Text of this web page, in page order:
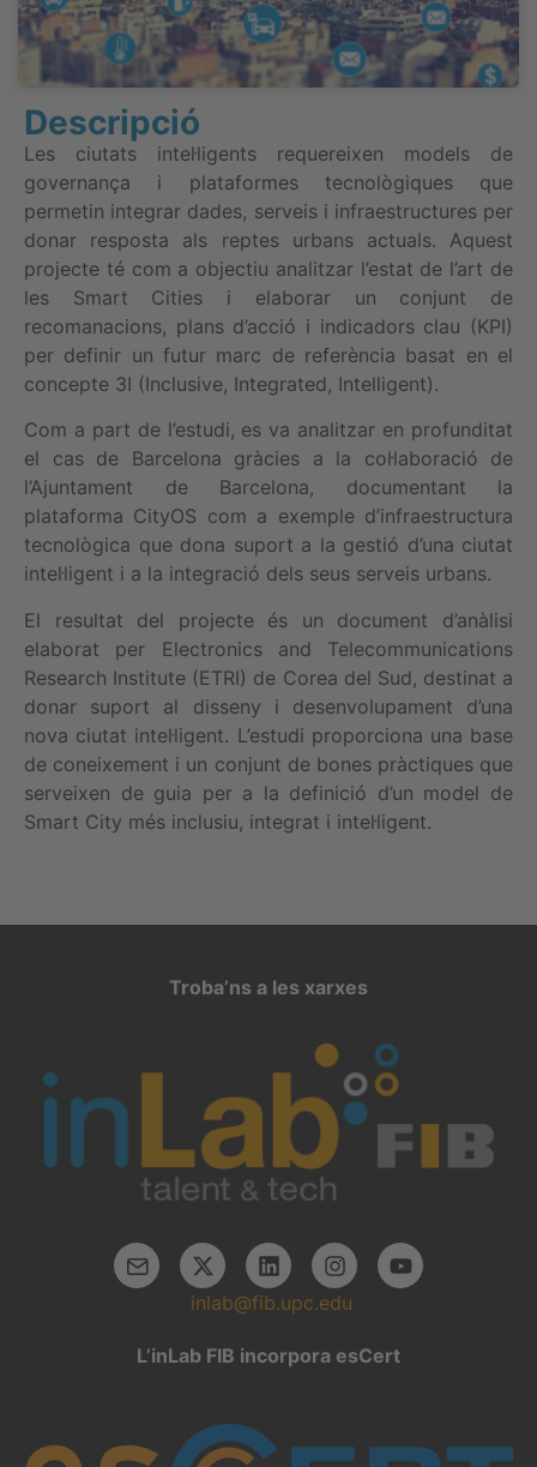
Descripció
Les ciutats intel·ligents requereixen models de
governança i plataformes tecnològiques que
permetin integrar dades, serveis i infraestructures per
donar resposta als reptes urbans actuals. Aquest
projecte té com a objectiu analitzar l’estat de l’art de
les Smart Cities i elaborar un conjunt de
recomanacions, plans d’acció i indicadors clau (KPI)
per definir un futur marc de referència basat en el
concepte 3I (Inclusive, Integrated, Intelligent).
Com a part de l’estudi, es va analitzar en profunditat
el cas de Barcelona gràcies a la col·laboració de
l’Ajuntament de Barcelona, documentant la
plataforma CityOS com a exemple d’infraestructura
tecnològica que dona suport a la gestió d’una ciutat
intel·ligent i a la integració dels seus serveis urbans.
El resultat del projecte és un document d’anàlisi
elaborat per Electronics and Telecommunications
Research Institute (ETRI) de Corea del Sud, destinat a
donar suport al disseny i desenvolupament d’una
nova ciutat intel·ligent. L’estudi proporciona una base
de coneixement i un conjunt de bones pràctiques que
serveixen de guia per a la definició d’un model de
Smart City més inclusiu, integrat i intel·ligent.
Troba’ns a les xarxes
inlab@fib.upc.edu
L’inLab FIB incorpora esCert